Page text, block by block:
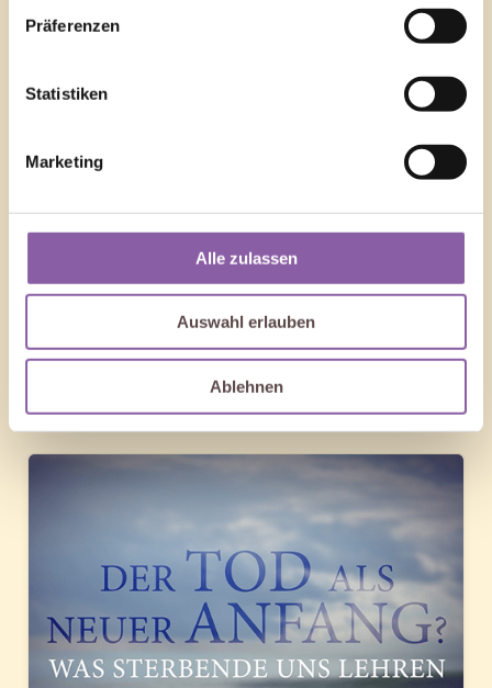
Präferenzen
Statistiken
Marketing
Alle zulassen
Auswahl erlauben
Ablehnen